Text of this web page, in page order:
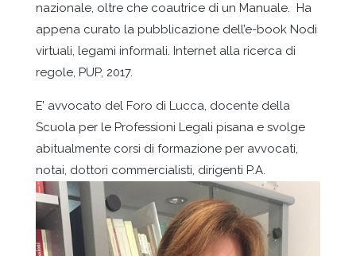
nazionale, oltre che coautrice di un Manuale. Ha
appena curato la pubblicazione dell’e-book Nodi
virtuali, legami informali. Internet alla ricerca di
regole, PUP, 2017.
E’ avvocato del Foro di Lucca, docente della
Scuola per le Professioni Legali pisana e svolge
abitualmente corsi di formazione per avvocati,
notai, dottori commercialisti, dirigenti P.A.